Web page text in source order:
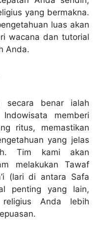
yang bermakna.
luas akan
wacana dan tutorial
Anda.
secara benar ialah
memberi
ritus, memastikan
yang jelas
Tim kami akan
melakukan Tawaf
(lari di antara Safa
penting yang lain,
religius Anda lebih